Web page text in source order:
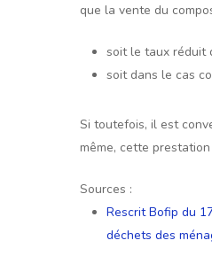
que la vente du
soit le taux réduit
soit dans le cas
Si toutefois, il est
même, cette
Sources :
Rescrit Bofip du
déchets des